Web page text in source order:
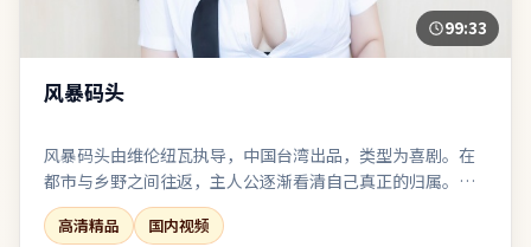
99:33
风暴码头
风暴码头由维伦纽瓦执导，中国台湾出品，类型为喜剧。在
都市与乡野之间往返，主人公逐渐看清自己真正的归属。喜
剧桥段嵌入悲剧底色，笑过之后仍有回甘与唏嘘。表演、摄
影、剪辑三者咬合紧密，是近期同类型中较扎实的一部。
高清精品
国内视频